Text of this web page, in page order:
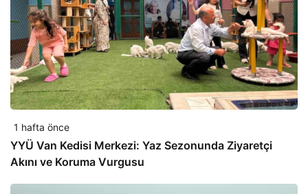
1 hafta önce
YYÜ Van Kedisi Merkezi: Yaz Sezonunda Ziyaretçi
Akını ve Koruma Vurgusu